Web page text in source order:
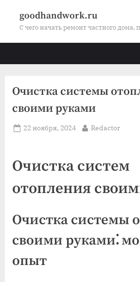
goodhandwork.ru
С чего начать ремонт частного дома,
Очистка системы
своими руками
Posted
22 ноября, 2024 By
Redactor
Очистка систем
отопления
Очистка системы
своими руками⁚
опыт